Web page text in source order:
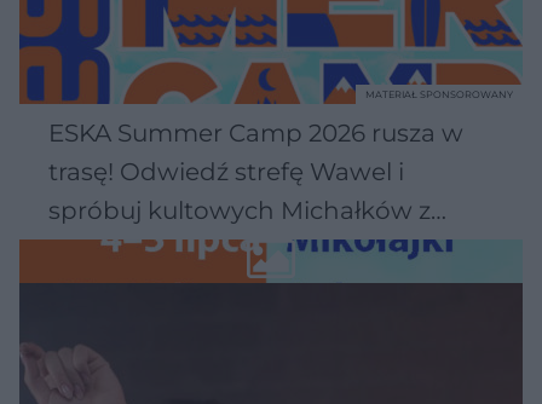
ESKA Summer Camp 2026 rusza w
trasę! Odwiedź strefę Wawel i
spróbuj kultowych Michałków z
Wawelu
MATERIAŁ SPONSOROWANY